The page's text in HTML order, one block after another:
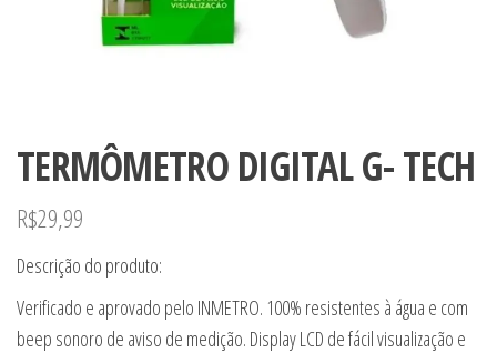
TERMÔMETRO DIGITAL G- TECH
R$29,99
Descrição do produto:
Verificado e aprovado pelo INMETRO. 100% resistentes à água e com
beep sonoro de aviso de medição. Display LCD de fácil visualização e